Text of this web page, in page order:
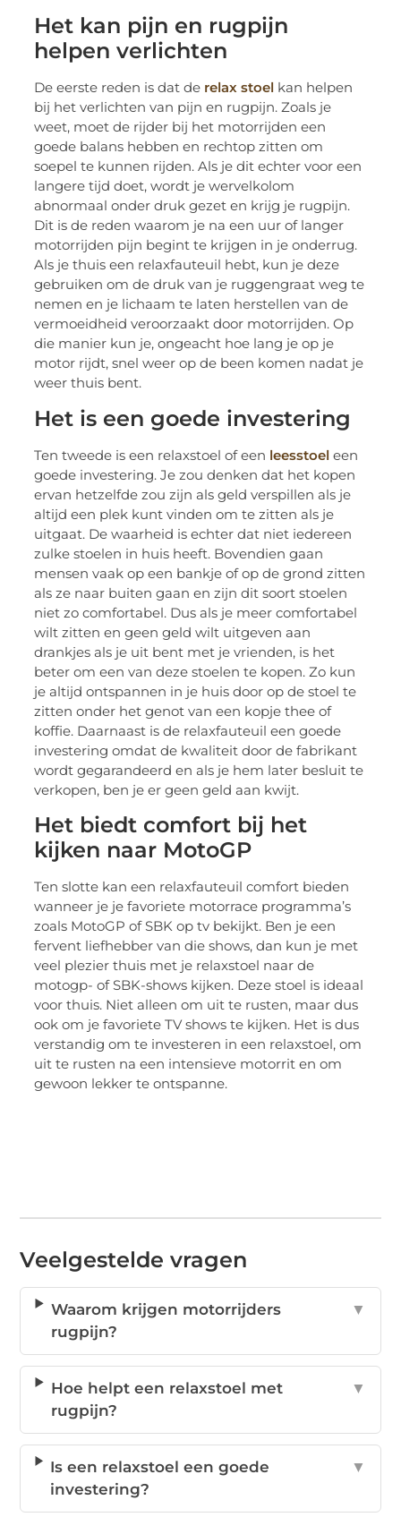
Het kan pijn en rugpijn
helpen verlichten
De eerste reden is dat de relax stoel kan helpen
bij het verlichten van pijn en rugpijn. Zoals je
weet, moet de rijder bij het motorrijden een
goede balans hebben en rechtop zitten om
soepel te kunnen rijden. Als je dit echter voor een
langere tijd doet, wordt je wervelkolom
abnormaal onder druk gezet en krijg je rugpijn.
Dit is de reden waarom je na een uur of langer
motorrijden pijn begint te krijgen in je onderrug.
Als je thuis een relaxfauteuil hebt, kun je deze
gebruiken om de druk van je ruggengraat weg te
nemen en je lichaam te laten herstellen van de
vermoeidheid veroorzaakt door motorrijden. Op
die manier kun je, ongeacht hoe lang je op je
motor rijdt, snel weer op de been komen nadat je
weer thuis bent.
Het is een goede investering
Ten tweede is een relaxstoel of een leesstoel een
goede investering. Je zou denken dat het kopen
ervan hetzelfde zou zijn als geld verspillen als je
altijd een plek kunt vinden om te zitten als je
uitgaat. De waarheid is echter dat niet iedereen
zulke stoelen in huis heeft. Bovendien gaan
mensen vaak op een bankje of op de grond zitten
als ze naar buiten gaan en zijn dit soort stoelen
niet zo comfortabel. Dus als je meer comfortabel
wilt zitten en geen geld wilt uitgeven aan
drankjes als je uit bent met je vrienden, is het
beter om een ​​van deze stoelen te kopen. Zo kun
je altijd ontspannen in je huis door op de stoel te
zitten onder het genot van een kopje thee of
koffie. Daarnaast is de relaxfauteuil een goede
investering omdat de kwaliteit door de fabrikant
wordt gegarandeerd en als je hem later besluit te
verkopen, ben je er geen geld aan kwijt.
Het biedt comfort bij het
kijken naar MotoGP
Ten slotte kan een relaxfauteuil comfort bieden
wanneer je je favoriete motorrace programma’s
zoals MotoGP of SBK op tv bekijkt. Ben je een
fervent liefhebber van die shows, dan kun je met
veel plezier thuis met je relaxstoel naar de
motogp- of SBK-shows kijken. Deze stoel is ideaal
voor thuis. Niet alleen om uit te rusten, maar dus
ook om je favoriete TV shows te kijken. Het is dus
verstandig om te investeren in een relaxstoel, om
uit te rusten na een intensieve motorrit en om
gewoon lekker te ontspanne.
Veelgestelde vragen
Waarom krijgen motorrijders
rugpijn?
▼
Hoe helpt een relaxstoel met
rugpijn?
▼
Is een relaxstoel een goede
investering?
▼